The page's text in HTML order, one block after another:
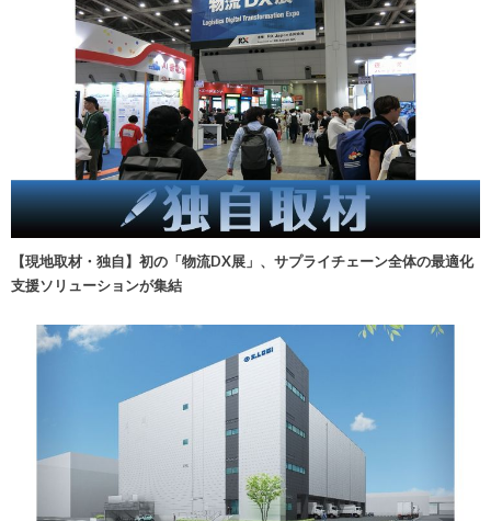
【現地取材・独自】初の「物流DX展」、サプライチェーン全体の最適化
支援ソリューションが集結